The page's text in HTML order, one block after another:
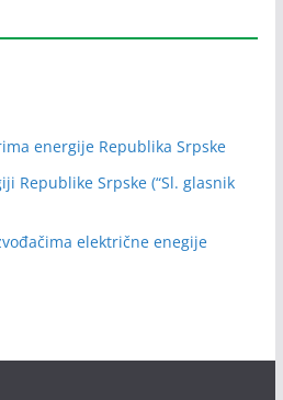
energije Republika Srpske
Republike Srpske (“Sl. glasnik
električne enegije